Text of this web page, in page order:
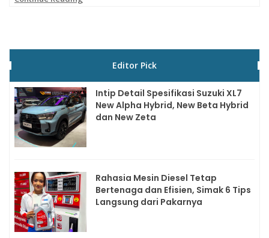
Editor Pick
Intip Detail Spesifikasi Suzuki XL7
New Alpha Hybrid, New Beta Hybrid
dan New Zeta
Rahasia Mesin Diesel Tetap
Bertenaga dan Efisien, Simak 6 Tips
Langsung dari Pakarnya